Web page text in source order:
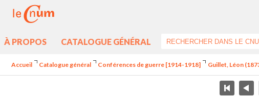
À PROPOS CATALOGUE GÉNÉRAL
Accueil Catalogue général Conférences de guerre [1914-1918] Guillet, Léon